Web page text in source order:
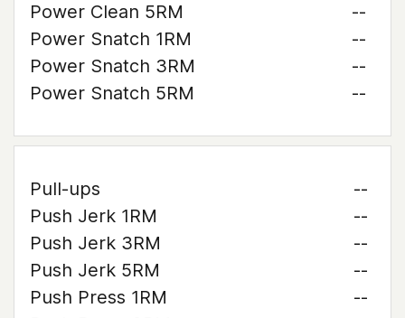
Power Clean 5RM
--
Power Snatch 1RM
--
Power Snatch 3RM
--
Power Snatch 5RM
--
Pull-ups
--
Push Jerk 1RM
--
Push Jerk 3RM
--
Push Jerk 5RM
--
Push Press 1RM
--